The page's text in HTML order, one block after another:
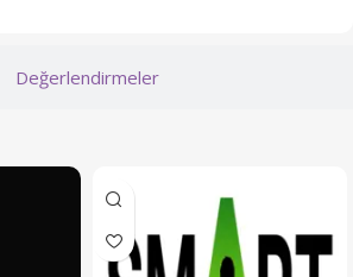
Değerlendirmeler